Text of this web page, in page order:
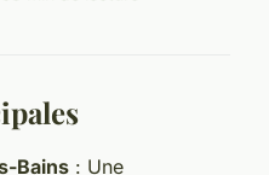
Bains : Une